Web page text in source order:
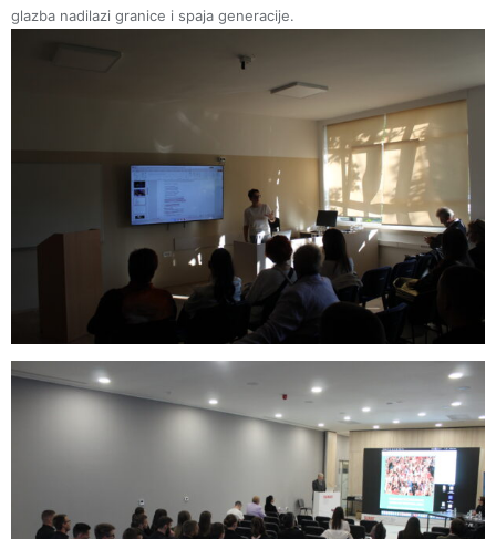
glazba nadilazi granice i spaja generacije.